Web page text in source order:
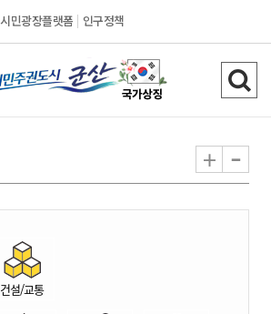
시민광장플랫폼 인구정책
시
민
권
시
검
색
기
+ -
건설/교통